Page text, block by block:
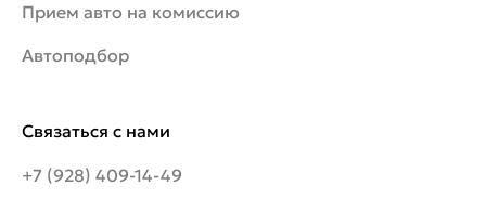
Связаться с нами
+7 (928) 409-14-49
Прием авто на комиссию
Автоподбор